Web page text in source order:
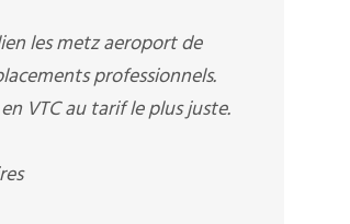
les metz aeroport de
professionnels.
VTC au tarif le plus juste.